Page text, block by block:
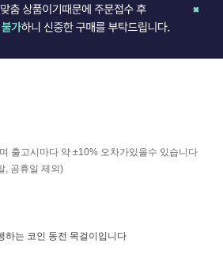
출고시마다 약 ±10% 오차가있을수 있습니다
, 공휴일 제외)
하는 코인 동전 목걸이입니다